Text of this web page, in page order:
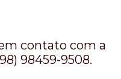
contato com a
98459-9508.